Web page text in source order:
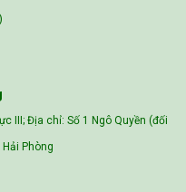
III; Địa chỉ: Số 1 Ngô Quyền (đối
Phòng